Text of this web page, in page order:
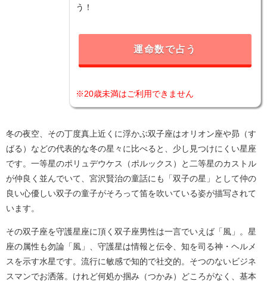
う！
運命数で占う
※20歳未満はご利用できません
冬の夜空、その丁度真上近くに浮かぶ双子座はオリオン座や昴（す
ばる）などの代表的な冬の星々に比べると、少し見つけにくい星座
です。一等星のポリュデウケス（ポルックス）と二等星のカストル
が仲良く並んでいて、宮沢賢治の童話にも「双子の星」として仲の
良い心優しい双子の童子がそろって笛を吹いている姿が描写されて
います。
その双子座を守護星座に頂く双子座男性は一言でいえば「風」。星
座の属性も勿論「風」、守護星は情報と伝令、知を司る神・ヘルメ
スを示す水星です。流行に敏感で知的で社交的。そつのないビジネ
スマンでお洒落。けれど何処か掴み（つかみ）どころがなく、基本